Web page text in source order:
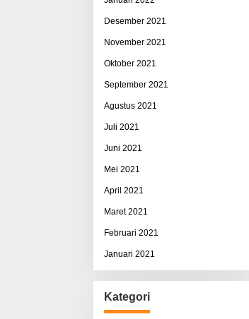
Desember 2021
November 2021
Oktober 2021
September 2021
Agustus 2021
Juli 2021
Juni 2021
Mei 2021
April 2021
Maret 2021
Februari 2021
Januari 2021
Kategori